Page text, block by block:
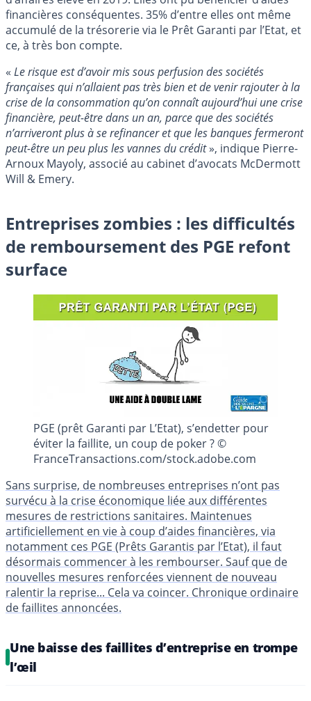
financières conséquentes. 35% d’entre elles ont même
accumulé de la trésorerie via le Prêt Garanti par l’Etat, et
ce, à très bon compte.
« Le risque est d’avoir mis sous perfusion des sociétés
françaises qui n’allaient pas très bien et de venir rajouter à la
crise de la consommation qu’on connaît aujourd’hui une crise
financière, peut-être dans un an, parce que des sociétés
n’arriveront plus à se refinancer et que les banques fermeront
peut-être un peu plus les vannes du crédit», indique Pierre-
Arnoux Mayoly, associé au cabinet d’avocats McDermott
Will & Emery.
Entreprises zombies : les difficultés
de remboursement des PGE refont
surface
PGE (prêt Garanti par L’Etat), s’endetter pour
éviter la faillite, un coup de poker ? ©
FranceTransactions.com/stock.adobe.com
Sans surprise, de nombreuses entreprises n’ont pas
survécu à la crise économique liée aux différentes
mesures de restrictions sanitaires. Maintenues
artificiellement en vie à coup d’aides financières, via
notamment ces PGE (Prêts Garantis par l’Etat), il faut
désormais commencer à les rembourser. Sauf que de
nouvelles mesures renforcées viennent de nouveau
ralentir la reprise... Cela va coincer. Chronique ordinaire
de faillites annoncées.
Une baisse des faillites d’entreprise en trompe
l’œil